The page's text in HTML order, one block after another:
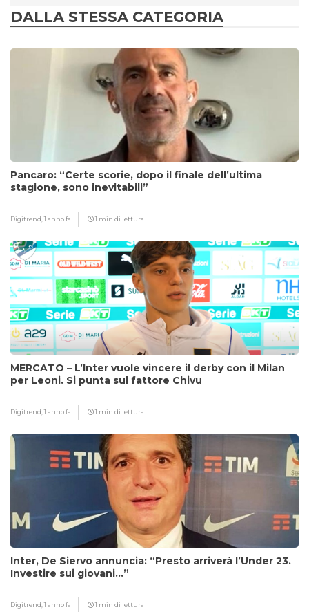
DALLA STESSA CATEGORIA
Pancaro: “Certe scorie, dopo il finale dell’ultima
stagione, sono inevitabili”
Digitrend,1 anno fa 1 min di lettura
MERCATO – L’Inter vuole vincere il derby con il Milan
per Leoni. Si punta sul fattore Chivu
Digitrend,1 anno fa 1 min di lettura
Inter, De Siervo annuncia: “Presto arriverà l’Under 23.
Investire sui giovani…”
Digitrend,1 anno fa 1 min di lettura